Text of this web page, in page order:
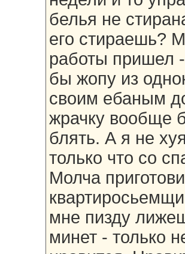
белья не
его стираешь?
работы пришел
бы жопу из
своим ебаным
жрачку вообще
блять. А я не
только что со
Молча
мне пизду
минет - только